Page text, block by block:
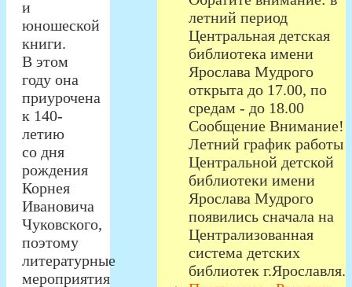
и
юношеской
книги.
В этом
году она
приурочена
к 140-
летию
со дня
рождения
Корнея
Ивановича
Чуковского,
поэтому
литературные
мероприятия
летний период
Центральная детская
библиотека имени
Ярослава Мудрого
открыта до 17.00, по
средам - до 18.00
Сообщение Внимание!
Летний график работы
Центральной детской
библиотеки имени
Ярослава Мудрого
появились сначала на
Централизованная
система детских
библиотек г.Ярославля.